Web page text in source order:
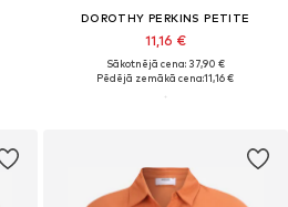
DOROTHY PERKINS PETITE
11,16 €
Sākotnējā cena: 37,90 €
Pēdējā zemākā cena:11,16 €